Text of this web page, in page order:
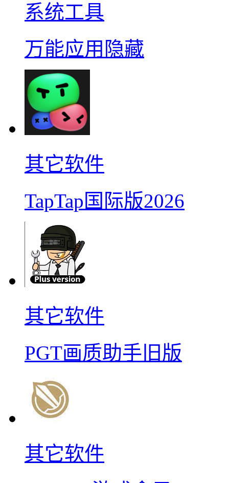
系统工具
万能应用隐藏
其它软件
TapTap国际版2026
其它软件
PGT画质助手旧版
其它软件